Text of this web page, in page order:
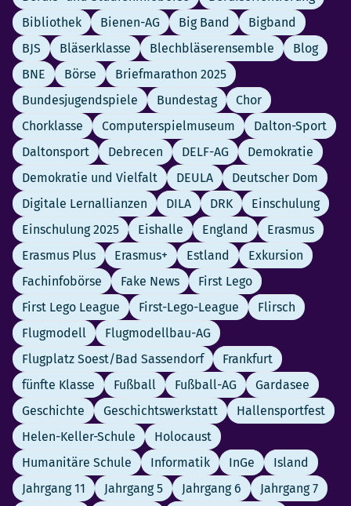
Bibliothek
Bienen-AG Big Band
Bigband
BJS
Bläserklasse Blechbläserensemble
Blog
BNE
Börse
Briefmarathon 2025
Bundesjugendspiele
Bundestag
Chor
Chorklasse
Computerspielmuseum
Dalton-Sport
Daltonsport
Debrecen DELF-AG
Demokratie
Demokratie und Vielfalt
DEULA
Deutscher Dom
Digitale Lernallianzen
DILA DRK
Einschulung
Einschulung 2025
Eishalle England
Erasmus
Erasmus Plus
Erasmus+ Estland
Exkursion
Fachinfobörse
Fake News
First Lego
First Lego League
First-Lego-League
Flirsch
Flugmodell
Flugmodellbau-AG
Flugplatz Soest/Bad Sassendorf
Frankfurt
fünfte Klasse
Fußball Fußball-AG
Gardasee
Geschichte
Geschichtswerkstatt
Hallensportfest
Helen-Keller-Schule
Holocaust
Humanitäre Schule
Informatik InGe
Island
Jahrgang 11
Jahrgang 5 Jahrgang 6
Jahrgang 7